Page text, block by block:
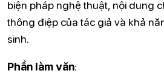
biện pháp nghệ thuật, nội dung
thông điệp của tác giả và khả
sinh.
Phần làm văn: